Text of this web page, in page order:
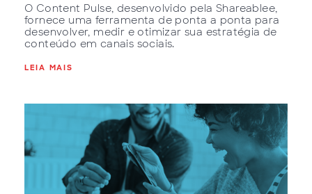
O Content Pulse, desenvolvido pela Shareablee,
fornece uma ferramenta de ponta a ponta para
desenvolver, medir e otimizar sua estratégia de
conteúdo em canais sociais.
LEIA MAIS